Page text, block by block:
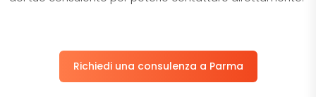
Richiedi una consulenza a Parma